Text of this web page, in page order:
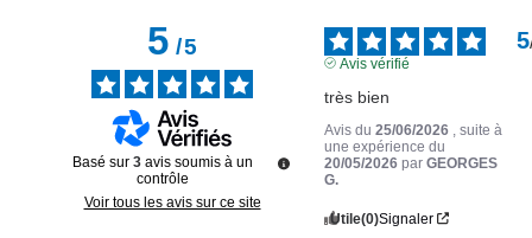
5/5
Basé sur 3 avis soumis à un
contrôle
Voir tous les avis sur ce site
5
Avis vérifié
très bien
Avis du25/06/2026
, suite à
une expérience du
20/05/2026 parGEORGES
G.
Utile(0)Signaler